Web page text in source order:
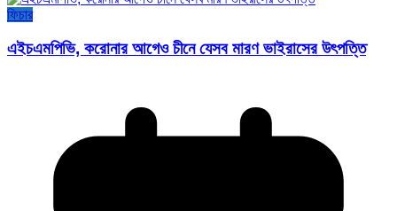
ফিচার
এইচএমপিভি, করোনার আগেও চীনে যেসব মারণ ভাইরাসের উৎপত্তি